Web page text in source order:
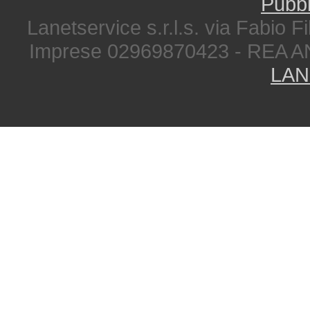
Lanetservice s.r.l.s. via Fabio
Imprese 02969870423 - REA